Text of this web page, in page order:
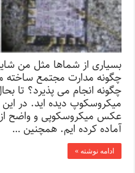
بسیاری از شماها مثل من
چگونه مدارت مجتمع
چگونه انجام می پذیرد؟ تا
میکروسکوپ دیده اید. در این
عکس میکروسکوپی و واضح
آماده کرده ایم‌. همچنین …
ادامه نوشته »